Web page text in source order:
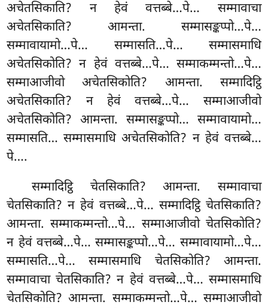
अचेतसिकाति? न हेवं वत्तब्बे…पे… सम्मावाचा
अचेतसिकाति? आमन्ता. सम्मासङ्कप्पो…पे…
सम्मावायामो…पे… सम्मासति…पे… सम्मासमाधि
अचेतसिकोति? न हेवं वत्तब्बे…पे… सम्माकम्मन्तो…पे…
सम्माआजीवो अचेतसिकोति? आमन्ता. सम्मादिट्ठि
अचेतसिकाति? न हेवं वत्तब्बे…पे… सम्माआजीवो
अचेतसिकोति? आमन्ता. सम्मासङ्कप्पो… सम्मावायामो…
सम्मासति… सम्मासमाधि अचेतसिकोति? न हेवं वत्तब्बे…
पे….
सम्मादिट्ठि चेतसिकाति? आमन्ता. सम्मावाचा
चेतसिकाति? न हेवं वत्तब्बे…पे… सम्मादिट्ठि चेतसिकाति?
आमन्ता. सम्माकम्मन्तो…पे… सम्माआजीवो चेतसिकोति?
न हेवं वत्तब्बे…पे… सम्मासङ्कप्पो…पे… सम्मावायामो…पे…
सम्मासति…पे… सम्मासमाधि चेतसिकोति? आमन्ता.
सम्मावाचा चेतसिकाति? न हेवं वत्तब्बे…पे… सम्मासमाधि
चेतसिकोति? आमन्ता. सम्माकम्मन्तो…पे… सम्माआजीवो